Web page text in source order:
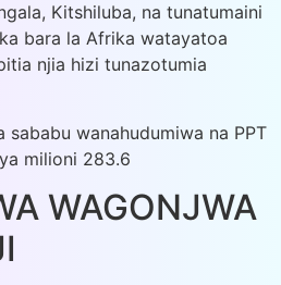
Kitshiluba, na tunatumaini
bara la Afrika watayatoa
njia hizi tunazotumia
wanahudumiwa na PPT
milioni 283.6
WAGONJWA